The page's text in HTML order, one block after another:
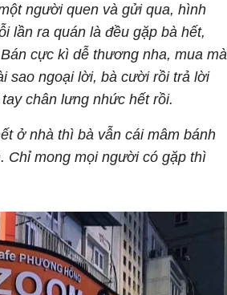
người quen và gửi qua, hình
lần ra quán là đều gặp bà hết,
cực kì dễ thương nha, mua mà
sao ngoại lời, bà cười rồi trả lời
chân lưng nhức hết rồi.
ở nhà thì bà vẫn cái mâm bánh
Chỉ mong mọi người có gặp thì